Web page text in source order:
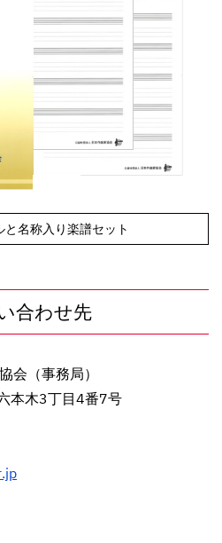
と名称入り楽譜セット
合わせ先
会（事務局）
本木3丁目4番7号